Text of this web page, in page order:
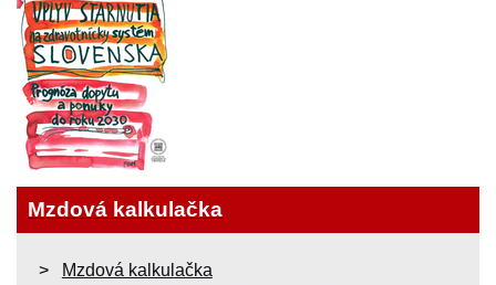
Mzdová kalkulačka
Mzdová kalkulačka